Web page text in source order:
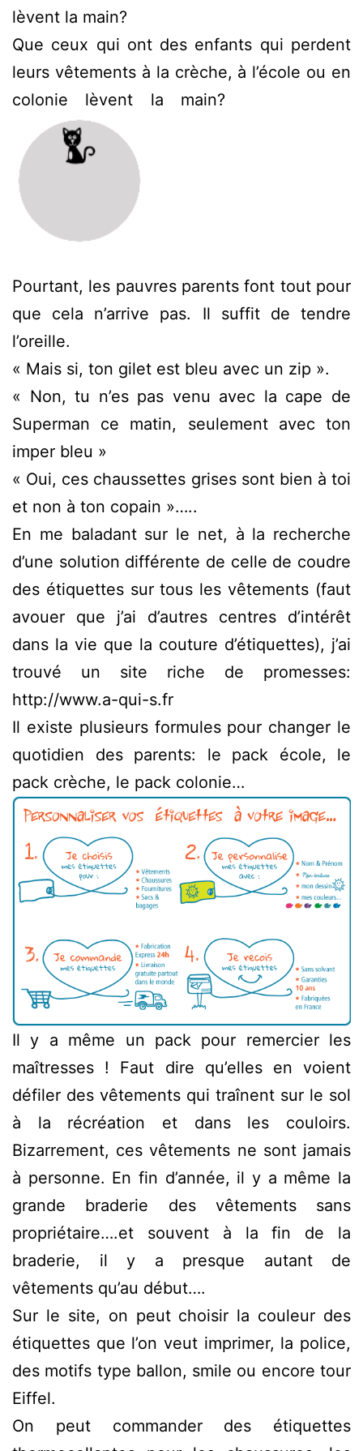
lèvent la main?
Que ceux qui ont des enfants qui perdent
leurs vêtements à la crèche, à l’école ou en
colonie lèvent la main?
Pourtant, les pauvres parents font tout pour
que cela n’arrive pas. Il suffit de tendre
l’oreille.
« Mais si, ton gilet est bleu avec un zip ».
« Non, tu n’es pas venu avec la cape de
Superman ce matin, seulement avec ton
imper bleu »
« Oui, ces chaussettes grises sont bien à toi
et non à ton copain »…..
En me baladant sur le net, à la recherche
d’une solution différente de celle de coudre
des étiquettes sur tous les vêtements (faut
avouer que j’ai d’autres centres d’intérêt
dans la vie que la couture d’étiquettes), j’ai
trouvé un site riche de promesses:
http://www.a-qui-s.fr
Il existe plusieurs formules pour changer le
quotidien des parents: le pack école, le
pack crèche, le pack colonie…
Il y a même un pack pour remercier les
maîtresses ! Faut dire qu’elles en voient
défiler des vêtements qui traînent sur le sol
à la récréation et dans les couloirs.
Bizarrement, ces vêtements ne sont jamais
à personne. En fin d’année, il y a même la
grande braderie des vêtements sans
propriétaire….et souvent à la fin de la
braderie, il y a presque autant de
vêtements qu’au début….
Sur le site, on peut choisir la couleur des
étiquettes que l’on veut imprimer, la police,
des motifs type ballon, smile ou encore tour
Eiffel.
On peut commander des étiquettes